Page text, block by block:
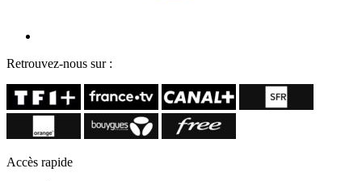
Retrouvez-nous sur :
Accès rapide